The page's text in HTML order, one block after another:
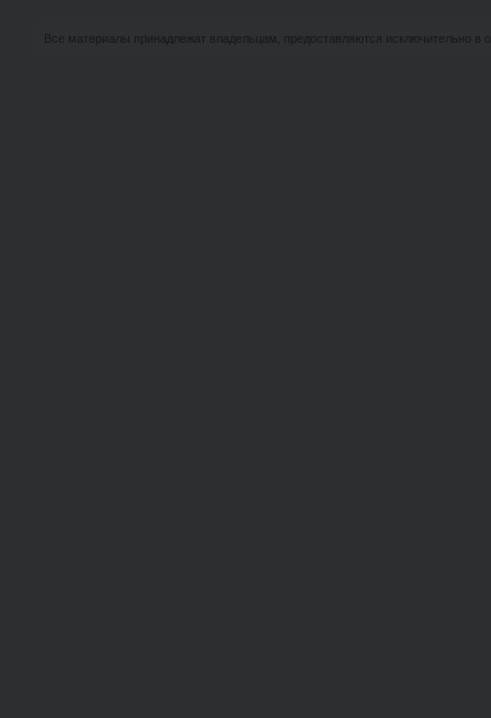
Все материалы принадлежат владельцам, предоставляются исключительно в